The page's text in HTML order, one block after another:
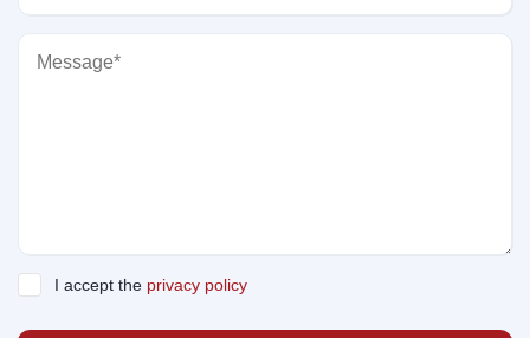
I accept the privacy policy